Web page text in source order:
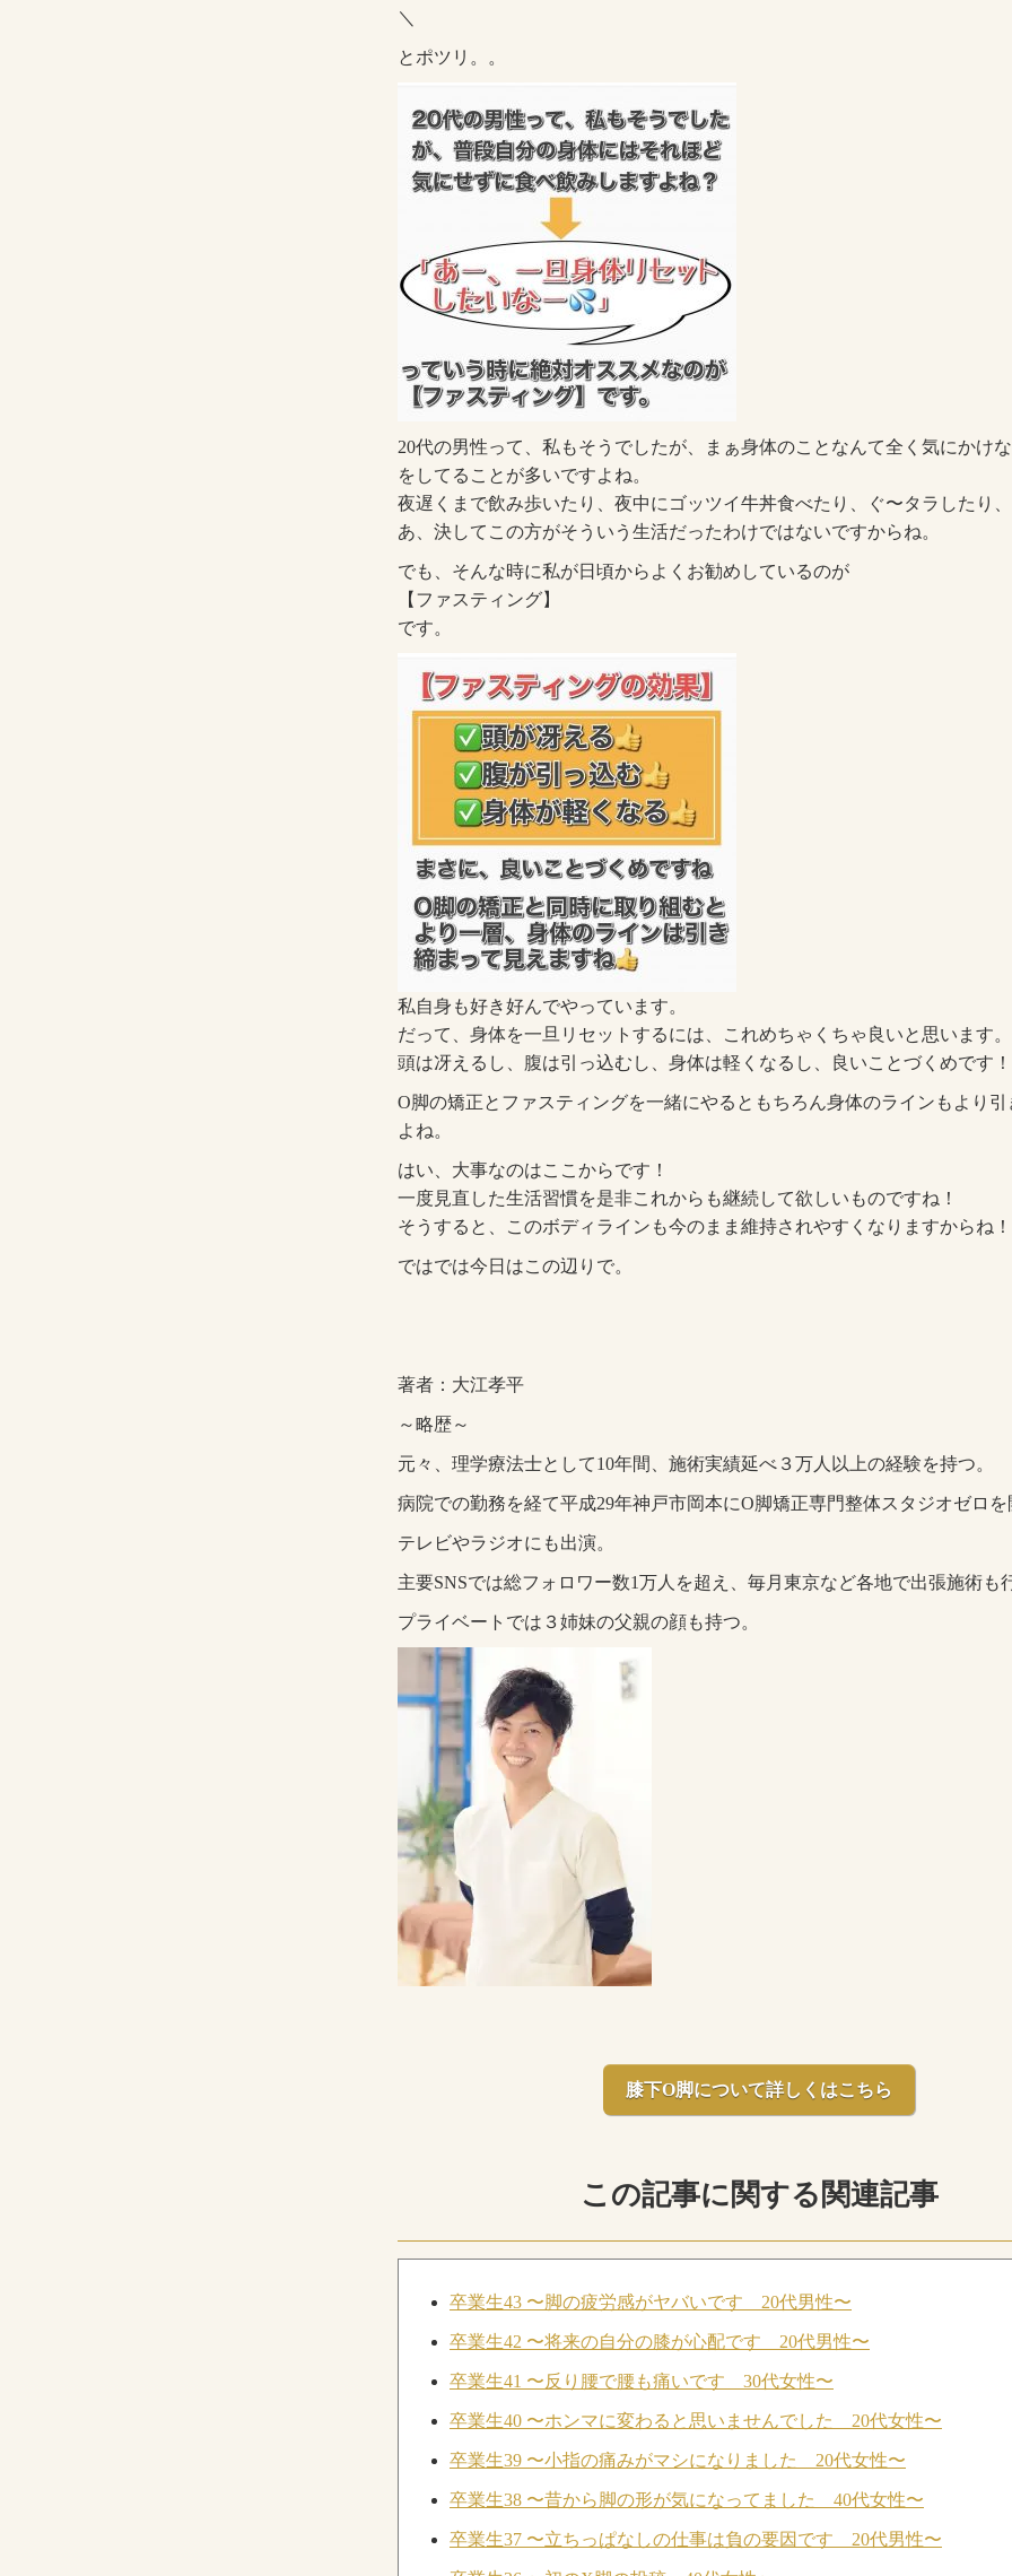
＼
とポツリ。。
20代の男性って、私もそうでしたが、まぁ身体のことなんて全く気にかけ
をしてることが多いですよね。
夜遅くまで飲み歩いたり、夜中にゴッツイ牛丼食べたり、ぐ〜タラしたり、
あ、決してこの方がそういう生活だったわけではないですからね。
でも、そんな時に私が日頃からよくお勧めしているのが
【ファスティング】
です。
私自身も好き好んでやっています。
だって、身体を一旦リセットするには、これめちゃくちゃ良いと思います。
頭は冴えるし、腹は引っ込むし、身体は軽くなるし、良いことづくめです！
O脚の矯正とファスティングを一緒にやるともちろん身体のラインもより
よね。
はい、大事なのはここからです！
一度見直した生活習慣を是非これからも継続して欲しいものですね！
そうすると、このボディラインも今のまま維持されやすくなりますからね！
ではでは今日はこの辺りで。
著者：大江孝平
～略歴～
元々、理学療法士として10年間、施術実績延べ３万人以上の経験を持つ。
病院での勤務を経て平成29年神戸市岡本にO脚矯正専門整体スタジオゼロを
テレビやラジオにも出演。
主要SNSでは総フォロワー数1万人を超え、毎月東京など各地で出張施術も
プライベートでは３姉妹の父親の顔も持つ。
膝下O脚について詳しくはこちら
この記事に関する関連記事
卒業生43 〜脚の疲労感がヤバいです 20代男性〜
卒業生42 〜将来の自分の膝が心配です 20代男性〜
卒業生41 〜反り腰で腰も痛いです 30代女性〜
卒業生40 〜ホンマに変わると思いませんでした 20代女性〜
卒業生39 〜小指の痛みがマシになりました 20代女性〜
卒業生38 〜昔から脚の形が気になってました 40代女性〜
卒業生37 〜立ちっぱなしの仕事は負の要因です 20代男性〜